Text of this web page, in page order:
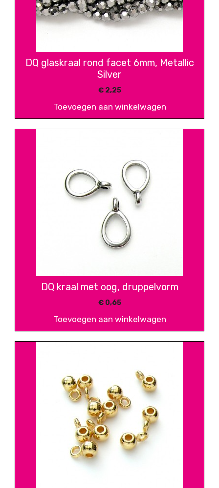
DQ glaskraal rond facet 6mm, Metallic
Silver
€2,25
Toevoegen aan winkelwagen
DQ kraal met oog, druppelvorm
€0,65
Toevoegen aan winkelwagen